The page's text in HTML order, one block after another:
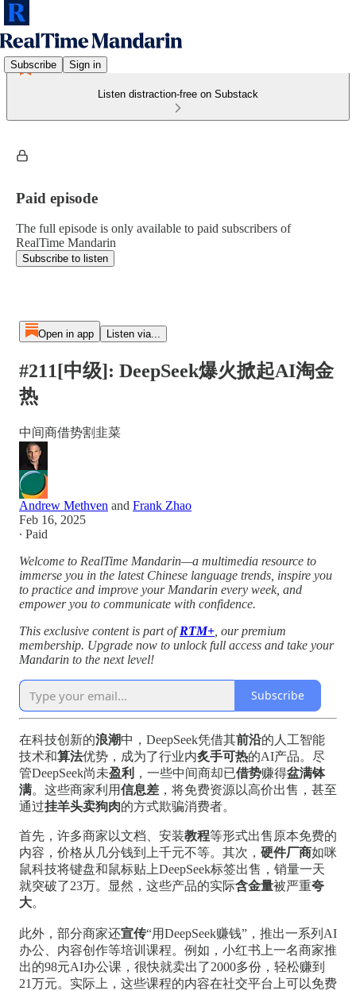
Subscribe Sign in
Listen distraction-free on Substack
Paid episode
The full episode is only available to paid subscribers of
RealTime Mandarin
Subscribe to listen
Open in app Listen via...
#211[中级]: DeepSeek爆火掀起AI淘金
热
中间商借势割韭菜
Andrew Methven and Frank Zhao
Feb 16, 2025
∙ Paid
Welcome to RealTime Mandarin—a multimedia resource to
immerse you in the latest Chinese language trends, inspire you
to practice and improve your Mandarin every week, and
empower you to communicate with confidence.
This exclusive content is part ofRTM+ , our premium
membership. Upgrade now to unlock full access and take your
Mandarin to the next level!
Subscribe
在科技创新的浪潮中，DeepSeek凭借其前沿的人工智能
技术和算法优势，成为了行业内炙手可热的AI产品。尽
管DeepSeek尚未盈利 ，一些中间商却已借势赚得盆满钵
满。这些商家利用信息差 ，将免费资源以高价出售，甚至
通过挂羊头卖狗肉的方式欺骗消费者。
首先，许多商家以文档、安装教程等形式出售原本免费的
内容，价格从几分钱到上千元不等。其次， 硬件厂商如咪
鼠科技将键盘和鼠标贴上DeepSeek标签出售，销量一天
就突破了23万。显然，这些产品的实际含金量被严重夸
大。
此外，部分商家还宣传“用DeepSeek赚钱”，推出一系列AI
办公、内容创作等培训课程。例如，小红书上一名商家推
出的98元AI办公课，很快就卖出了2000多份，轻松赚到
21万元。实际上，这些课程的内容在社交平台上可以免费